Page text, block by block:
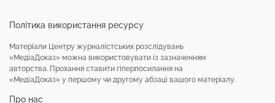
Про нас
Політика використання ресурсу
Матеріали Центру журналістських розслідувань
«МедіаДоказ» можна використовувати із зазначенням
авторства. Прохання ставити гіперпосилання на
«МедіаДоказ» у першому чи другому абзаці вашого матеріалу.